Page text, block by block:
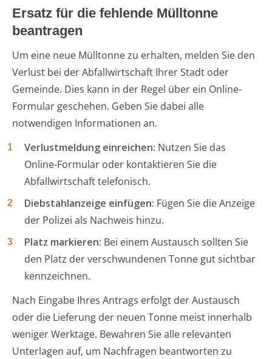
Ersatz für die fehlende Mülltonne
beantragen
Um eine neue Mülltonne zu erhalten, melden Sie den
Verlust bei der Abfallwirtschaft Ihrer Stadt oder
Gemeinde. Dies kann in der Regel über ein Online-
Formular geschehen. Geben Sie dabei alle
notwendigen Informationen an.
Verlustmeldung einreichen: Nutzen Sie das
Online-Formular oder kontaktieren Sie die
Abfallwirtschaft telefonisch.
Diebstahlanzeige einfügen: Fügen Sie die Anzeige
der Polizei als Nachweis hinzu.
Platz markieren: Bei einem Austausch sollten Sie
den Platz der verschwundenen Tonne gut sichtbar
kennzeichnen.
Nach Eingabe Ihres Antrags erfolgt der Austausch
oder die Lieferung der neuen Tonne meist innerhalb
weniger Werktage. Bewahren Sie alle relevanten
Unterlagen auf, um Nachfragen beantworten zu